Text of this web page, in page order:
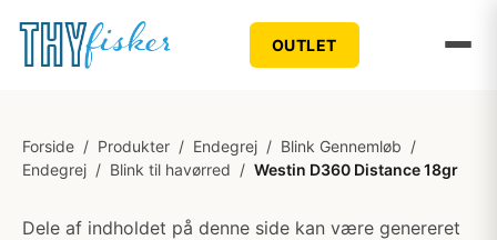
OUTLET
Forside / Produkter / Endegrej / Blink Gennemløb /
Endegrej / Blink til havørred / Westin D360 Distance 18gr
Dele af indholdet på denne side kan være genereret